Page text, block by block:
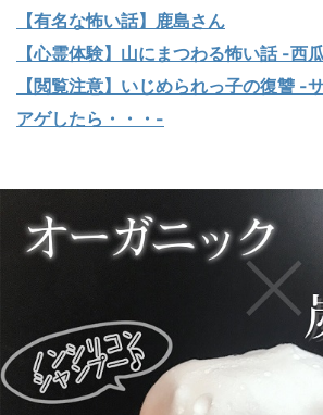
【有名な怖い話】鹿島さん
【心霊体験】山にまつわる怖い話 -西
【閲覧注意】いじめられっ子の復讐 -
アゲしたら・・・-